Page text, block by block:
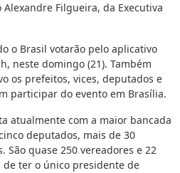
Filgueira, da Executiva
o Brasil votarão pelo aplicativo
neste domingo (21). Também
os prefeitos, vices, deputados e
participar do evento em Brasília.
atualmente com a maior bancada
deputados, mais de 30
São quase 250 vereadores e 22
ter o único presidente de